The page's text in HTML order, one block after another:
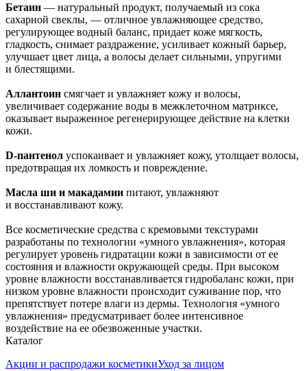
Бетаин — натуральный продукт, получаемый из сока
сахарной свеклы, — отличное увлажняющее средство,
регулирующее водный баланс, придает коже мягкость,
гладкость, снимает раздражение, усиливает кожный барьер,
улучшает цвет лица, а волосы делает сильными, упругими
и блестящими.
Аллантоин смягчает и увлажняет кожу и волосы,
увеличивает содержание воды в межклеточном матриксе,
оказывает выраженное регенерирующее действие на клетки
кожи.
D-пантенол успокаивает и увлажняет кожу, утолщает волосы,
предотвращая их ломкость и повреждение.
Масла ши и макадамии питают, увлажняют
и восстанавливают кожу.
Все косметические средства с кремовыми текстурами
разработаны по технологии «умного увлажнения», которая
регулирует уровень гидратации кожи в зависимости от ее
состояния и влажности окружающей среды. При высоком
уровне влажности восстанавливается гидробаланс кожи, при
низком уровне влажности происходит суживание пор, что
препятствует потере влаги из дермы. Технология «умного
увлажнения» предусматривает более интенсивное
воздействие на ее обезвоженные участки.
Каталог
Акции и распродажи косметикиУход за лицом